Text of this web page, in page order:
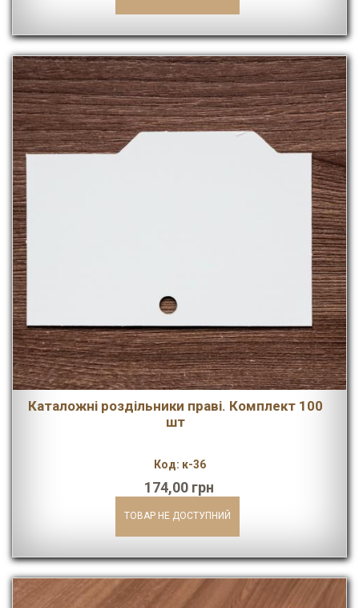
Каталожні роздільники праві. Комплект 100
шт
Код: к-36
174,00 грн